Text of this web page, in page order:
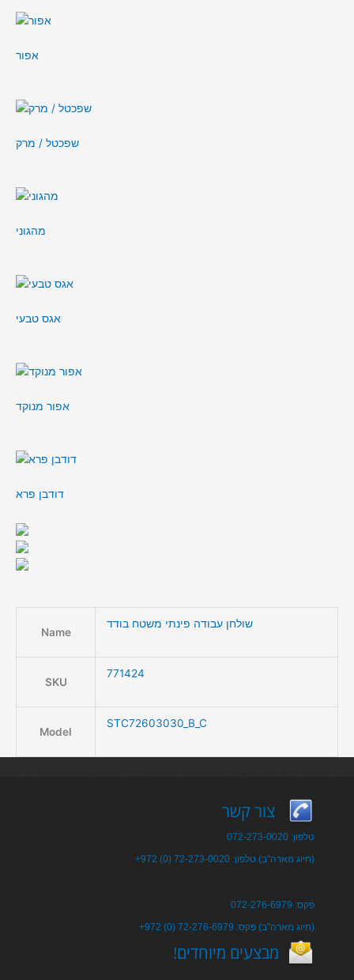
אפור
שפכטל / מרק
מהגוני
אגס טבעי
אפור מנוקד
דודבן פרא
Name
שולחן עבודה פינתי משטח בודד
SKU
771424
Model
STC72603030_B_C
צור קשר
טלפון: 072-273-0020
+972 (0) 72-273-0020 :חיוג מארה"ב) טלפון)
פקס: 072-276-6979
+972 (0) 72-276-6979 :חיוג מארה"ב) פקס)
!מבצעים מיוחדים